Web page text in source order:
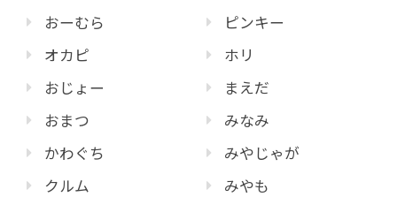
おーむら
オカピ
おじょー
おまつ
かわぐち
クルム
ピンキー
ホリ
まえだ
みなみ
みやじゃが
みやも